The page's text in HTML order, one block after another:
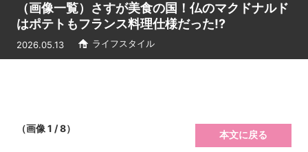
（画像一覧）さすが美食の国！仏のマクドナルド
はポテトもフランス料理仕様だった!?
2026.05.13 ライフスタイル
（画像 1 / 8）
本文に戻る